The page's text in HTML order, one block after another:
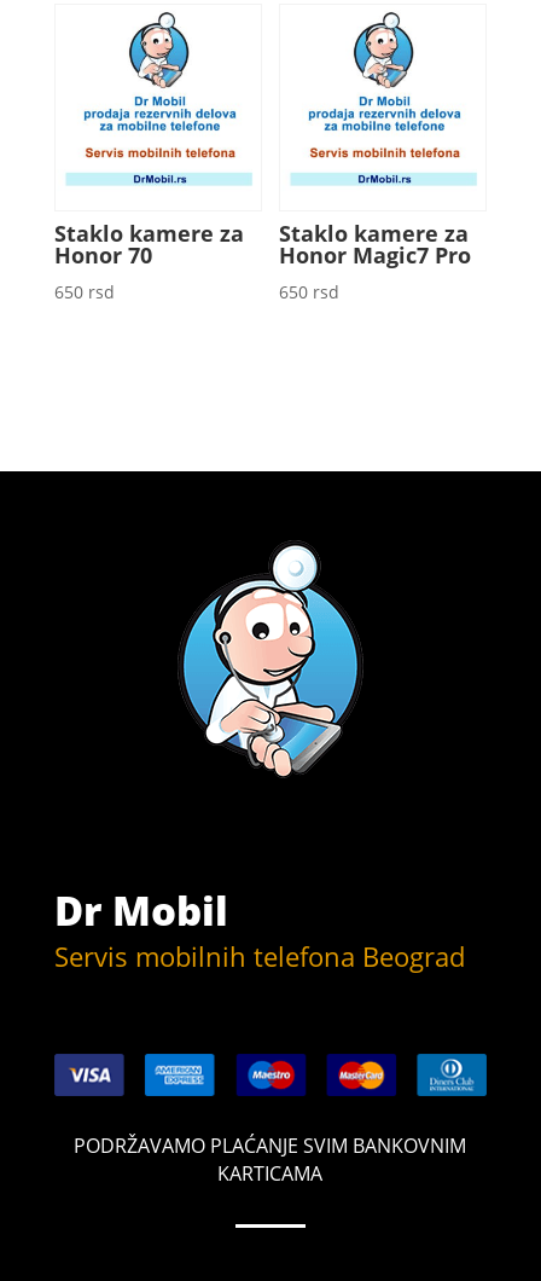
Staklo kamere za
Honor 70
650 rsd
Staklo kamere za
Honor Magic7 Pro
650 rsd
Dr Mobil
Servis mobilnih telefona Beograd
PODRŽAVAMO PLAĆANJE SVIM BANKOVNIM
KARTICAMA